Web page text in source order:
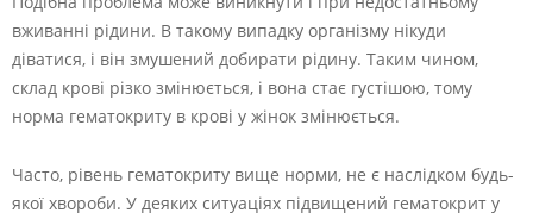
вживанні рідини. В такому випадку організму нікуди
діватися, і він змушений добирати рідину. Таким чином,
склад крові різко змінюється, і вона стає густішою, тому
норма гематокриту в крові у жінок змінюється.
Часто, рівень гематокриту вище норми, не є наслідком будь-
якої хвороби. У деяких ситуаціях підвищений гематокрит у